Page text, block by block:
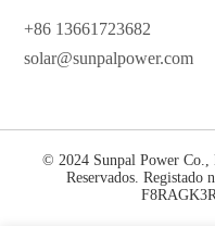
+86 13661723682
solar@sunpalpower.com
© 2024 Sunpal Power Co.,
Reservados.